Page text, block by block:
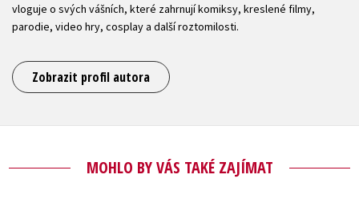
vloguje o svých vášních, které zahrnují komiksy, kreslené filmy,
parodie, video hry, cosplay a další roztomilosti.
Zobrazit profil autora
MOHLO BY VÁS TAKÉ ZAJÍMAT